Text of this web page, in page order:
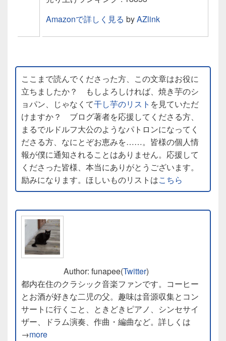
Amazonで詳しく見る byAZlink
ここまで読んでくださった方、この文章はお役に
立ちましたか？ もしよろしければ、焼き芋のシ
ョパン、じゃなくて干し芋のリスト を見ていただ
けますか？ ブログ著者を応援してくださる方、
まるでルドルフ大公のようなパトロンになってく
ださる方、なにとぞお恵みを……。皆様の個人情
報が僕に通知されることはありません。応援して
くださった皆様、本当にありがとうございます。
励みになります。ほしいものリストはこちら
Author: funapee(Twitter)
都内在住のクラシック音楽ファンです。コーヒー
とお酒が好きな二児の父。趣味は音源収集とコン
サートに行くこと、ときどきピアノ、シンセサイ
ザー、ドラム演奏、作曲・編曲など。詳しくは
→more